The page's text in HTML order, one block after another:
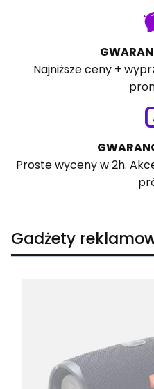
Najniższe ceny +
Proste wyceny w 2h.
Gadżety